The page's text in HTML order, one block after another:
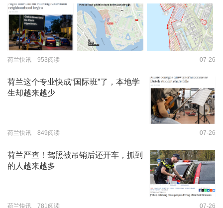
荷兰快讯 953阅读 07-26
荷兰这个专业快成“国际班”了，本地学
生却越来越少
荷兰快讯 849阅读 07-26
荷兰严查！驾照被吊销后还开车，抓到
的人越来越多
荷兰快讯 781阅读 07-26